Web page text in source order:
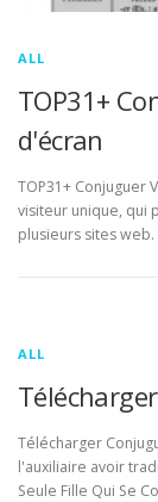
ALL
TOP31+
d'écran
TOP31+ Conjuguer
visiteur unique, qui
plusieurs sites
ALL
Télécharger
l'auxiliaire avoir
Seule Fille Qui Se